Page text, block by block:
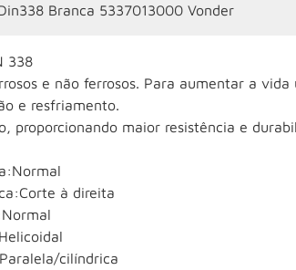
Branca 5337013000 Vonder
338
e não ferrosos. Para aumentar a
e resfriamento.
proporcionando maior resistência e
à direita
cilíndrica